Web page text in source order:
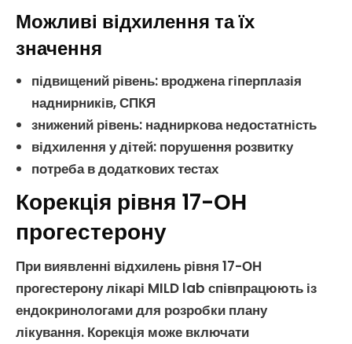
Можливі відхилення та їх
значення
підвищений рівень: вроджена гіперплазія
наднирників,СПКЯ
знижений рівень: надниркова недостатність
відхилення у дітей: порушення розвитку
потреба в додаткових тестах
Корекція рівня 17-ОН
прогестерону
При виявленні відхилень рівня 17-ОН
прогестеронулікарі MILD lab співпрацюють із
ендокринологами для розробки плану
лікування. Корекція може включати